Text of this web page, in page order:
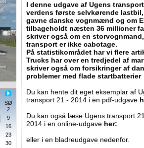
SØ
2
9
16
23
30
I denne udgave af Ugens
verdens første selvkørende
gavne danske vognmænd og om
tilbageholdt næsten 36 millioner
skriver også om en
transport er ikke cabotage.
På statistikområdet har vi flere
Trucks har over en tredjedel af
skriver også om forsikringer af
problemer med flade startbatterier
Du kan hente dit eget eksemplar af
transport 21 - 2014 i en pdf-udgave
Du kan også læse Ugens transport
2014 i en online-udgave her:
eller i en bladreudgave nedenfor.